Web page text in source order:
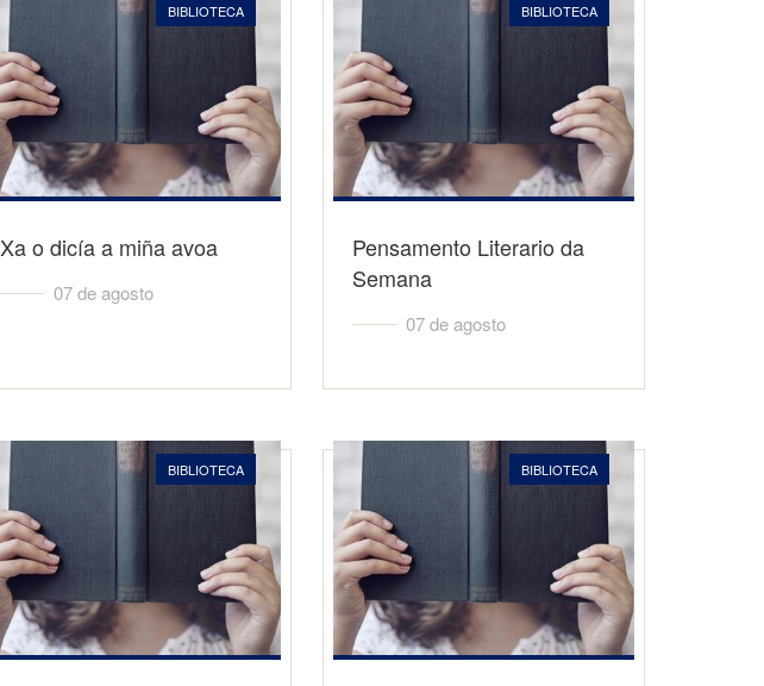
BIBLIOTECA
Xa o dicía a miña avoa
07 de agosto
BIBLIOTECA
Pensamento Literario da
Semana
07 de agosto
BIBLIOTECA BIBLIOTECA